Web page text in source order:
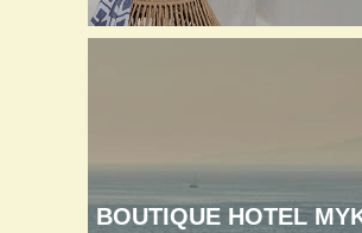
BOUTIQUE HOTEL